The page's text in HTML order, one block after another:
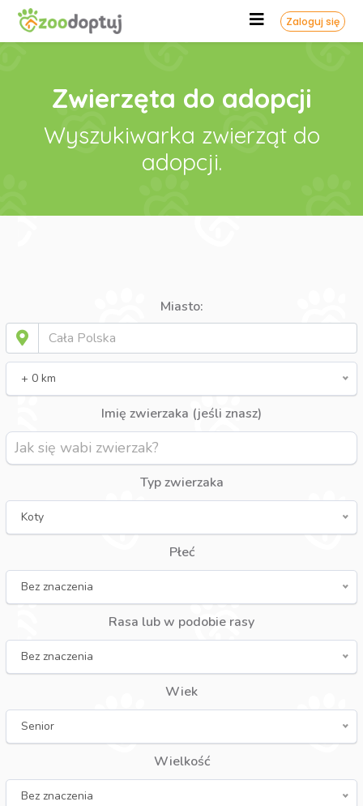
Zaloguj się
Zwierzęta do adopcji
Wyszukiwarka zwierząt do
adopcji.
Miasto:
+ 0 km
Imię zwierzaka (jeśli znasz)
Typ zwierzaka
Koty
Płeć
Bez znaczenia
Rasa lub w podobie rasy
Bez znaczenia
Wiek
Senior
Wielkość
Bez znaczenia